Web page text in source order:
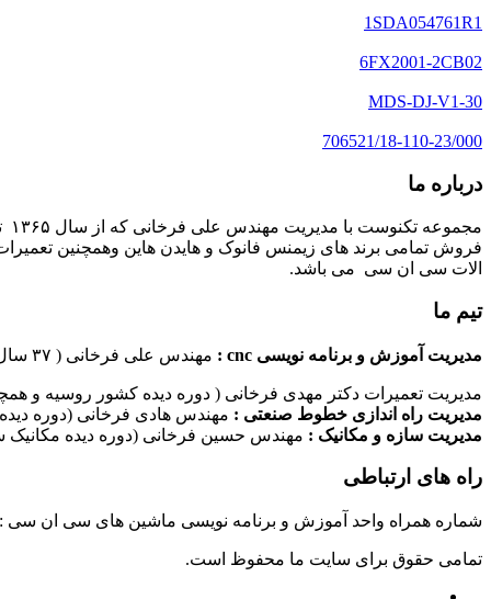
1SDA054761R1
6FX2001-2CB02
MDS-DJ-V1-30
706521/18-110-23/000
درباره ما
فروش تمامی برند های زیمنس فانوک و هایدن هاین وهمچنین
الات سی ان سی می باشد.
تیم ما
مدیریت آموزش و برنامه نویسی cnc : مهندس علی فرخانی ( ۳۷ سال سابقه کاری در امر برنامه نویسی ماشین های سی ان سی)
مدیریت تعمیرات دکتر مهدی فرخانی ( دوره دیده کشور روسیه و
مدیریت راه اندازی خطوط صنعتی : مهندس هادی فرخانی (دوره
مدیریت سازه و مکانیک : مهندس حسین فرخانی (دوره دیده مکانیک
راه های ارتباطی
شماره همراه واحد آموزش و برنامه نویسی ماشین های سی ان سی : ۰۹۱۲۴۰۹۶۱۷۹ شماره همراه واحد راه اندازی خطوط ماشین آلات صنعتی : ۰۹۱۰۱۹۹۷۴۷۰ شماره همراه واحد تعمیرات : ۰۹۳۸۳۵۲۷۴۵۱
تمامی حقوق برای سایت ما محفوظ است.